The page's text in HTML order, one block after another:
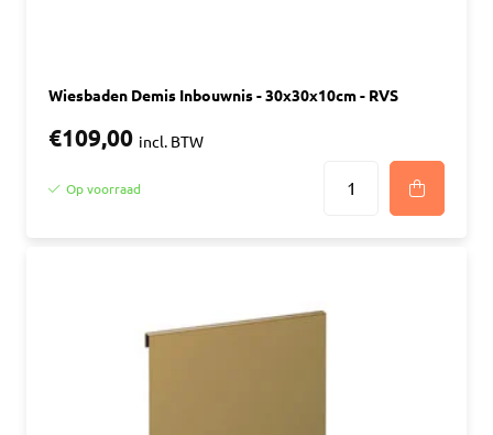
Wiesbaden Demis Inbouwnis - 30x30x10cm - RVS
€109,00 incl. BTW
Op voorraad